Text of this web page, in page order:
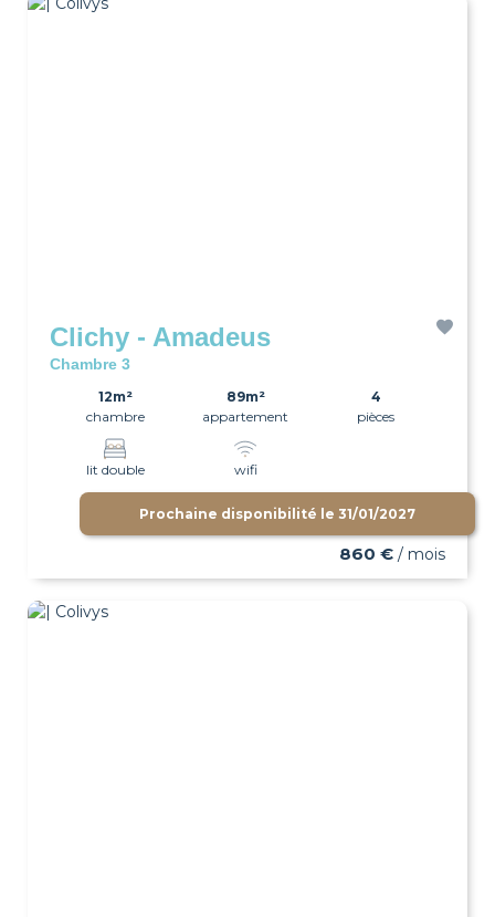
Clichy - Amadeus
Chambre 3
12m²
chambre
89m²
appartement
4
pièces
lit double wifi
Prochaine disponibilité le 31/01/2027
860 € / mois